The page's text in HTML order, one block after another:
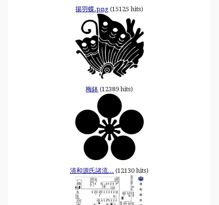
揚羽蝶.png (15125 hits)
梅鉢 (12389 hits)
清和源氏諸流... (12130 hits)